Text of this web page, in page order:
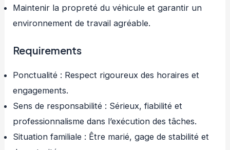
Maintenir la propreté du véhicule et garantir un
environnement de travail agréable.
Requirements
Ponctualité : Respect rigoureux des horaires et
engagements.
Sens de responsabilité : Sérieux, fiabilité et
professionnalisme dans l’exécution des tâches.
Situation familiale : Être marié, gage de stabilité et